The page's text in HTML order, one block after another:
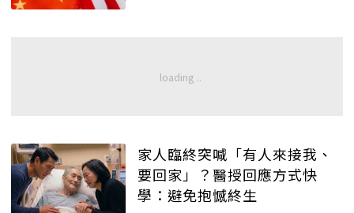
家人臨終突喊「有人來接我、
要回家」？醫授回應方式快
學：避免抱憾終生